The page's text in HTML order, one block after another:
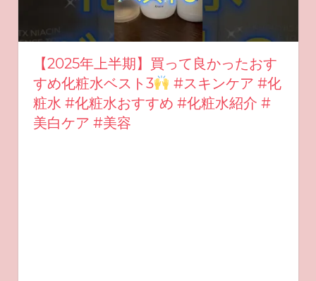
【2025年上半期】買って良かったおす
すめ化粧水ベスト3
#スキンケア #化
粧水 #化粧水おすすめ #化粧水紹介 #
美白ケア #美容